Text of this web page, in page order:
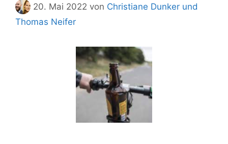
20. Mai 2022 von Christiane Dunker und
Thomas Neifer